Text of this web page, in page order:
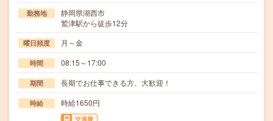
勤務地
静岡県湖西市
鷲津駅から徒歩12分
曜日頻度 月～金
時間 08:15～17:00
期間 長期でお仕事できる方、大歓迎！
時給 時給1650円
交通費